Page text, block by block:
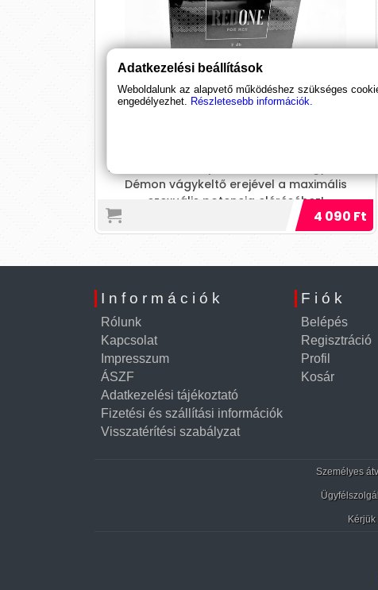
Red One for Men
Red One for Men potencianövelő, egy vörös
Démon vágykeltő erejével a maximális
szexuális potencia eléréséhez!
4 090 Ft
Információk
Rólunk
Kapcsolat
Impresszum
ÁSZF
Adatkezelési tájékoztató
Fizetési és szállítási információk
Visszatérítési szabályzat
Fiók
Belépés
Regisztráció
Profil
Kosár
Személyes
Adatkezelési beállítások
Weboldalunk az alapvető működéshez szükséges
engedélyezhet. Részletesebb információk.